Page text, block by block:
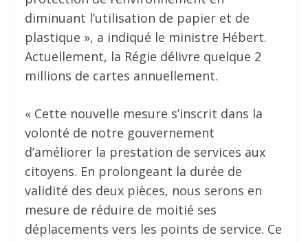
diminuant l’utilisation de papier et de
plastique », a indiqué le ministre Hébert.
Actuellement, la Régie délivre quelque 2
millions de cartes annuellement.
« Cette nouvelle mesure s’inscrit dans la
volonté de notre gouvernement
d’améliorer la prestation de services aux
citoyens. En prolongeant la durée de
validité des deux pièces, nous serons en
mesure de réduire de moitié ses
déplacements vers les points de service. Ce